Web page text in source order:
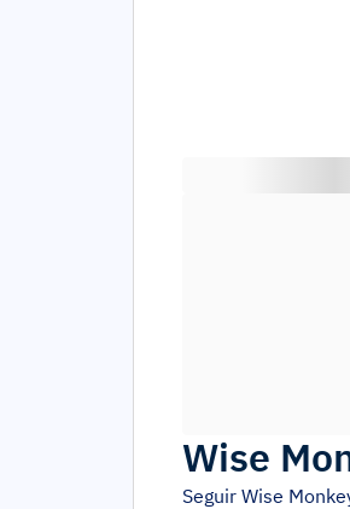
Wise
Seguir Wise